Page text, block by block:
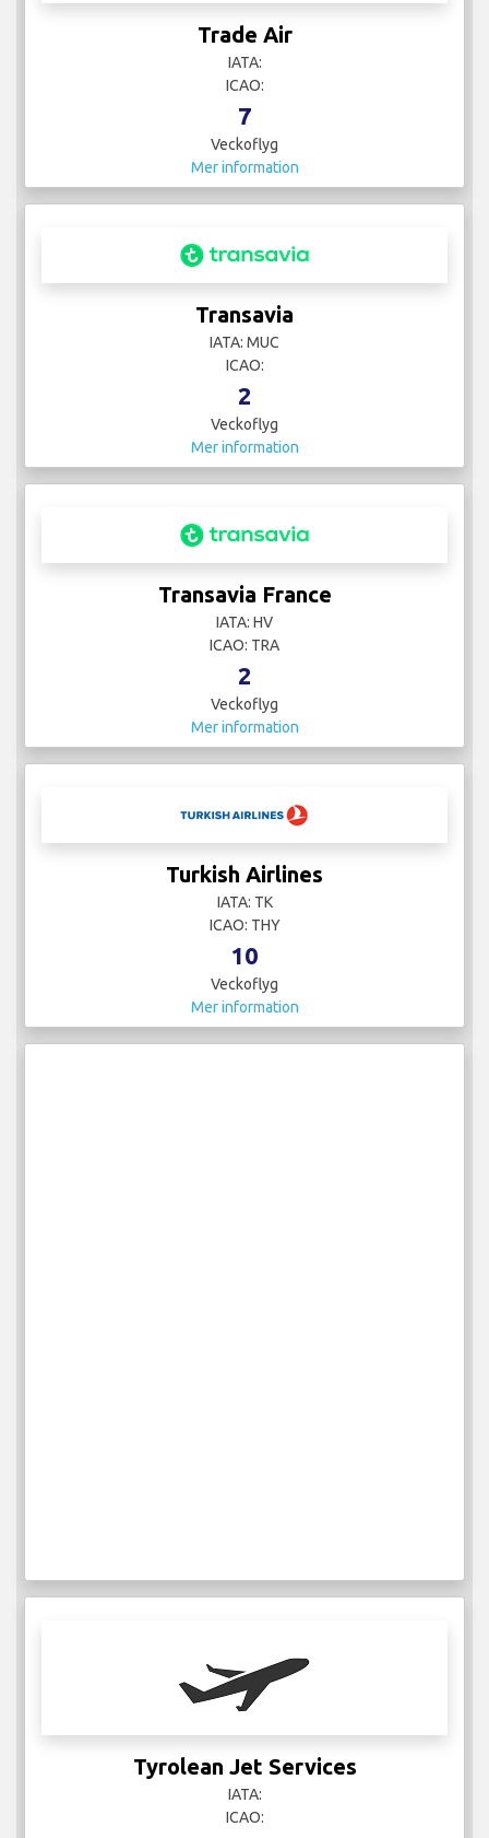
Trade Air
IATA:
ICAO:
7
Veckoflyg
Mer information
Transavia
IATA: MUC
ICAO:
2
Veckoflyg
Mer information
Transavia France
IATA: HV
ICAO: TRA
2
Veckoflyg
Mer information
Turkish Airlines
IATA: TK
ICAO: THY
10
Veckoflyg
Mer information
Tyrolean Jet Services
IATA:
ICAO: